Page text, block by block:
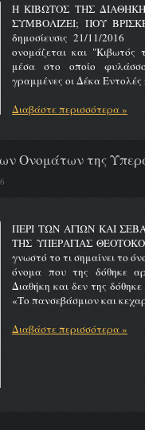
Η ΚΙΒΩΤΟΣ ΤΗΣ
ΣΥΜΒΟΛΙΖΕΙ; ΠΟΥ
δημοσίευσις 21/11/
ονομάζεται και "Κιβωτός
μέσα στο οποίο
γραμμένες οι Δέκα Εντολές
Διαβάστε περισσότερα »
Ονομάτων της
ΠΕΡΙ ΤΩΝ ΑΓΙΩΝ ΚΑΙ
ΤΗΣ ΥΠΕΡΑΓΙΑΣ
γνωστό το τι σημαίνει το
όνομα που της δόθηκε
Διαθήκη και δεν της
«Το πανσεβάσμιον και
Διαβάστε περισσότερα »